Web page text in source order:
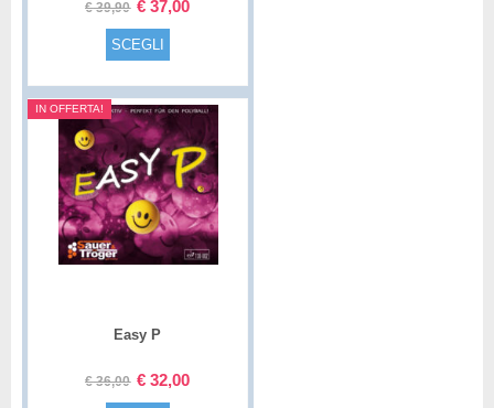
€39,90 € 37,00
SCEGLI
IN OFFERTA!
Easy P
€36,00 € 32,00